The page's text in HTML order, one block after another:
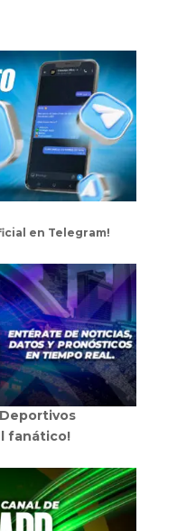
en Telegram!
fanático!